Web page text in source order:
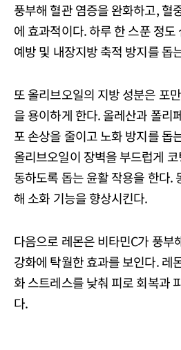
풍부해 혈관 염증을 완화하고, 혈
에 효과적이다. 하루 한 스푼 정
예방 및 내장지방 축적 방지를 돕
또 올리브오일의 지방 성분은 포
을 용이하게 한다. 올레산과 폴리
포 손상을 줄이고 노화 방지를 돕
올리브오일이 장벽을 부드럽게
동하도록 돕는 윤활 작용을 한다.
해 소화 기능을 향상시킨다.
다음으로 레몬은 비타민C가 풍부
강화에 탁월한 효과를 보인다. 레
화 스트레스를 낮춰 피로 회복과
다.